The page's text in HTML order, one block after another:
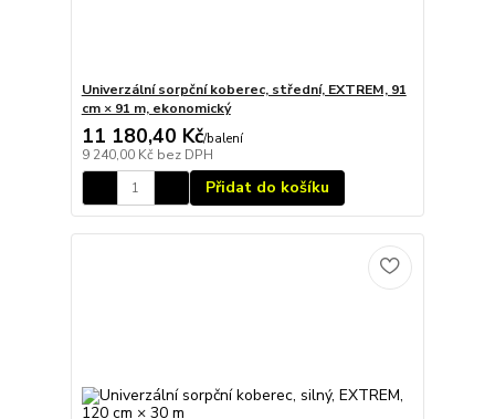
Univerzální sorpční koberec, střední, EXTREM, 91
cm × 91 m, ekonomický
11 180,40 Kč/balení
9 240,00 Kč bez DPH
Přidat do košíku